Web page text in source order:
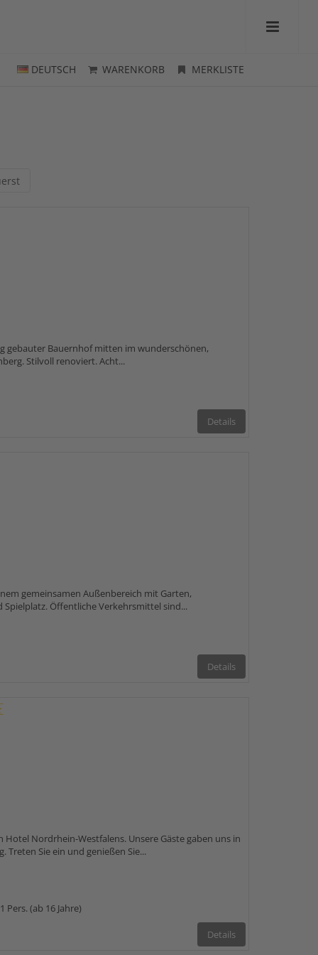
DEUTSCH WARENKORB MERKLISTE
gebauter Bauernhof mitten im wunderschönen,
Stilvoll renoviert. Acht...
Details
gemeinsamen Außenbereich mit Garten,
Öffentliche Verkehrsmittel sind...
Details
Nordrhein-Westfalens. Unsere Gäste gaben uns in
Treten Sie ein und genießen Sie...
(ab 16 Jahre)
Details